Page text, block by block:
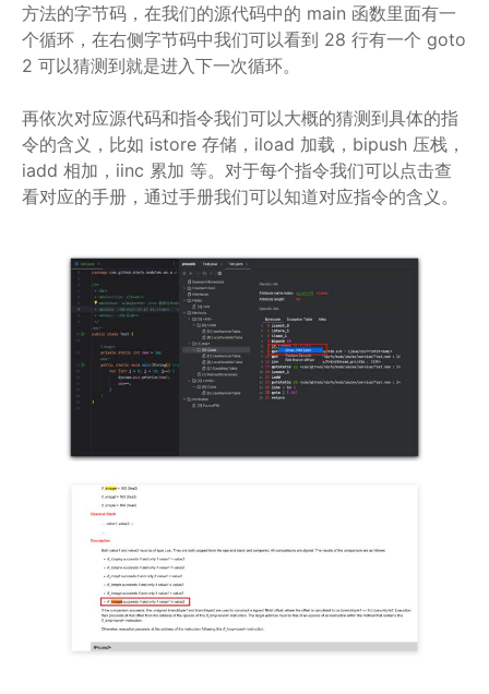
方法的字节码，在我们的源代码中的 main 函数里面有一
个循环，在右侧字节码中我们可以看到 28 行有一个 goto
2 可以猜测到就是进入下一次循环。
再依次对应源代码和指令我们可以大概的猜测到具体的指
令的含义，比如 istore 存储，iload 加载，bipush 压栈，
iadd 相加，iinc 累加 等。对于每个指令我们可以点击查
看对应的手册，通过手册我们可以知道对应指令的含义。